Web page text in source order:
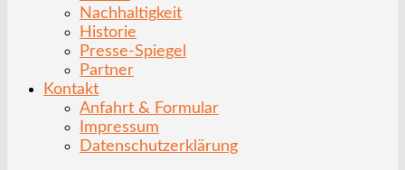
Nachhaltigkeit
Historie
Presse-Spiegel
Partner
Kontakt
Anfahrt & Formular
Impressum
Datenschutzerklärung